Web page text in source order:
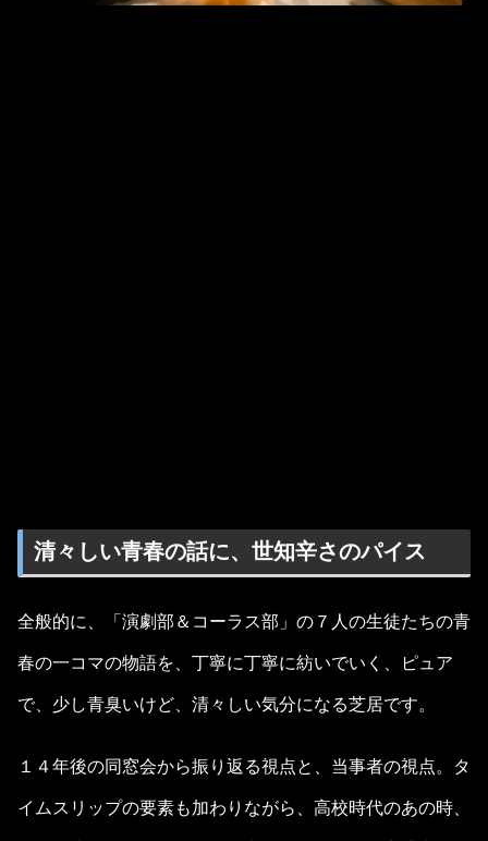
清々しい青春の話に、世知辛さのパイス
全般的に、「演劇部＆コーラス部」の７人の生徒たちの青
春の一コマの物語を、丁寧に丁寧に紡いでいく、ピュア
で、少し青臭いけど、清々しい気分になる芝居です。
１４年後の同窓会から振り返る視点と、当事者の視点。タ
イムスリップの要素も加わりながら、高校時代のあの時、